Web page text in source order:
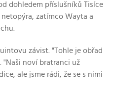
dohledem příslušníků Tisíce
netopýra, zatímco Wayta a
závist. "Tohle je obřad
"Naši noví bratranci už
ale jsme rádi, že se s nimi